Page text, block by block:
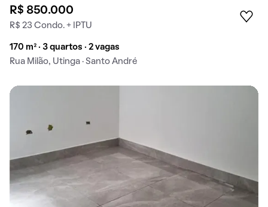
R$ 850.000
R$ 23 Condo. + IPTU
170 m² · 3 quartos · 2 vagas
Rua Milão, Utinga · Santo André